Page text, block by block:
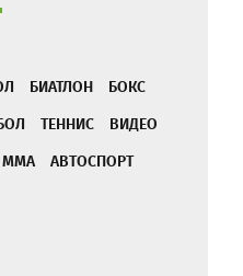
БИАТЛОН
БОКС
ТЕННИС
ВИДЕО
ММА АВТОСПОРТ